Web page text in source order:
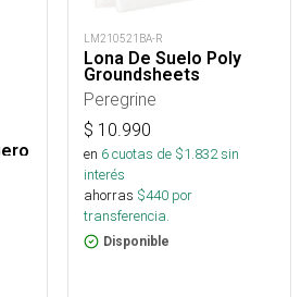
LM210521BA-R
Lona De Suelo Poly
Groundsheets
Peregrine
$ 10.990
en 6cuotas de $1.832sin
interés
ahorras $440 por
transferencia.
Disponible